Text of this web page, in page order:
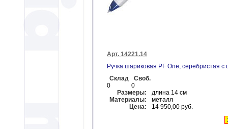
Арт. 14221.14
Ручка шариковая PF One, серебристая с
Склад
Своб.
0
0
Размеры:
длина 14 см
Материалы:
металл
Цена:
14 950,00 руб.